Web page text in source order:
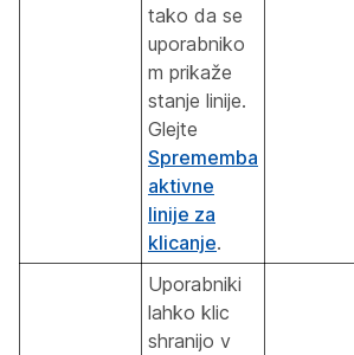
tako da se
uporabniko
m prikaže
stanje linije.
Glejte
Sprememba
aktivne
linije za
klicanje.
Uporabniki
lahko klic
shranijo v